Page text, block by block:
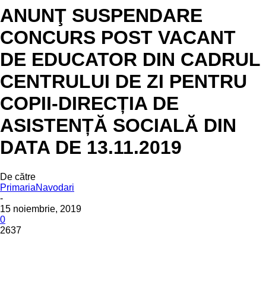
ANUNŢ SUSPENDARE
CONCURS POST VACANT
DE EDUCATOR DIN CADRUL
CENTRULUI DE ZI PENTRU
COPII-DIRECȚIA DE
ASISTENȚĂ SOCIALĂ DIN
DATA DE 13.11.2019
De către
PrimariaNavodari
-
15 noiembrie, 2019
0
2637